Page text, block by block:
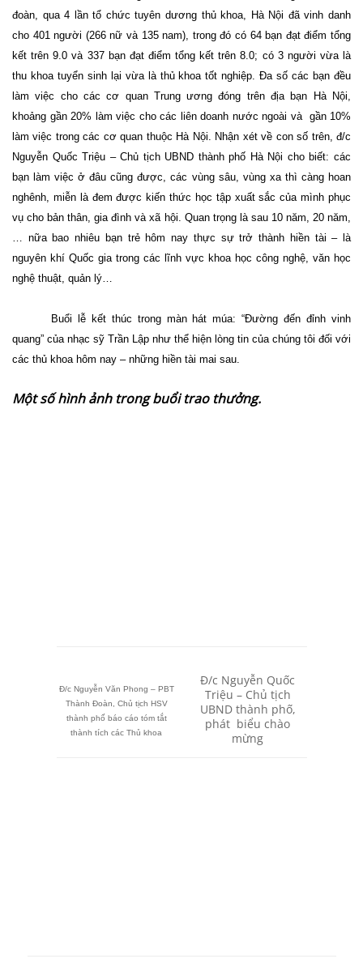
đoàn, qua 4 lần tổ chức tuyên dương thủ khoa, Hà Nội đã vinh danh
cho 401 người (266 nữ và 135 nam), trong đó có 64 bạn đạt điểm tổng
kết trên 9.0 và 337 bạn đạt điểm tổng kết trên 8.0; có 3 người vừa là
thu khoa tuyển sinh lại vừa là thủ khoa tốt nghiệp. Đa số các bạn đều
làm việc cho các cơ quan Trung ương đóng trên địa bạn Hà Nội,
khoảng gần 20% làm việc cho các liên doanh nước ngoài và
gần 10%
làm việc trong các cơ quan thuộc Hà Nội. Nhận xét về con số trên, đ/c
Nguyễn Quốc Triệu – Chủ tịch UBND thành phố Hà Nội cho biết: các
bạn làm việc ở đâu cũng được, các vùng sâu, vùng xa thì càng hoan
nghênh, miễn là đem được kiến thức học tập xuất sắc của mình phục
vụ cho bản thân, gia đình và xã hội. Quan trọng là sau 10 năm, 20 năm,
… nữa bao nhiêu bạn trẻ hôm nay thực sự trở thành hiền tài – là
nguyên khí Quốc gia trong các lĩnh vực khoa học công nghệ, văn học
nghệ thuật, quản lý…
Buổi lễ kết thúc trong màn hát múa: “Đường đến đỉnh vinh
quang” của nhạc sỹ Trần Lập như thể hiện lòng tin của chúng tôi đối với
các thủ khoa hôm nay – những hiền tài mai sau.
Một số hình ảnh trong buổi trao thưởng.
Đ/c Nguyễn Văn Phong – PBT
Thành Đoàn, Chủ tịch HSV
thành phố báo cáo tóm tắt
thành tích các Thủ khoa
Đ/c Nguyễn Quốc
Triệu – Chủ tịch
UBND thành phố,
phát biểu chào
mừng